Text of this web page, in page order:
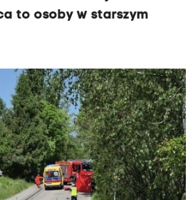
to osoby w starszym